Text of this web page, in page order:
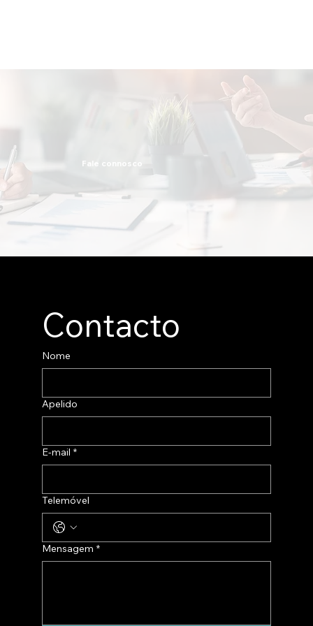
Fale connosco
Contacto
Nome
Apelido
E-mail *
Telemóvel
Mensagem *